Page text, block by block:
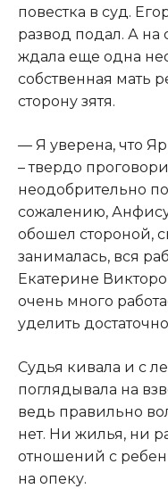
повестка в суд.
развод подал. А
ждала еще одна
собственная мать
сторону зятя.
— Я уверена, что
– твердо
неодобрительно
сожалению,
обошел стороной,
занималась, вся
Екатерине
очень много
уделить
Судья кивала и с
поглядывала на
ведь правильно
нет. Ни жилья, ни
отношений с
на опеку.